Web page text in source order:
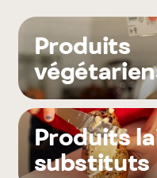
Produits
Produits
substituts